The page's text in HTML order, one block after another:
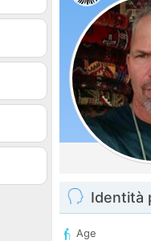
Identità
Age